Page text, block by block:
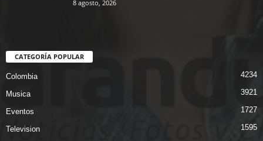
8 agosto, 2026
CATEGORÍA POPULAR
Colombia 4234
Musica 3921
Eventos 1727
Television
1595